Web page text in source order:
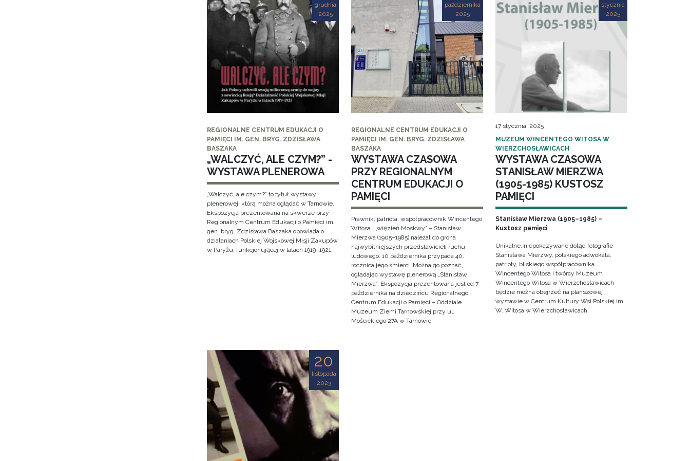
grudnia
2025
REGIONALNE CENTRUM EDUKACJI O
PAMIĘCI IM. GEN. BRYG. ZDZISŁAWA
BASZAKA
„WALCZYĆ, ALE CZYM?” -
WYSTAWA PLENEROWA
„Walczyć, ale czym?” to tytuł wystawy
plenerowej, którą można oglądać w Tarnowie.
Ekspozycja prezentowana na skwerze przy
Regionalnym Centrum Edukacji o Pamięci im.
gen. bryg. Zdzisława Baszaka opowiada o
działaniach Polskiej Wojskowej Misji Zakupów
w Paryżu, funkcjonującej w latach 1919–1921.
października
2025
REGIONALNE CENTRUM EDUKACJI O
PAMIĘCI IM. GEN. BRYG. ZDZISŁAWA
BASZAKA
WYSTAWA CZASOWA
PRZY REGIONALNYM
CENTRUM EDUKACJI O
PAMIĘCI
Prawnik, patriota, współpracownik Wincentego
Witosa i „więzień Moskwy” – Stanisław
Mierzwa (1905–1985) należał do grona
najwybitniejszych przedstawicieli ruchu
ludowego. 10 października przypada 40.
rocznica jego śmierci. Można go poznać,
oglądając wystawę plenerową „Stanisław
Mierzwa”. Ekspozycja prezentowana jest od 7
października na dziedzińcu Regionalnego
Centrum Edukacji o Pamięci – Oddziale
Muzeum Ziemi Tarnowskiej przy ul.
Mościckiego 27A w Tarnowie.
stycznia
2025
17 stycznia, 2025
MUZEUM WINCENTEGO WITOSA W
WIERZCHOSŁAWICACH
WYSTAWA CZASOWA
STANISŁAW MIERZWA
(1905-1985) KUSTOSZ
PAMIĘCI
Stanisław Mierzwa (1905–1985) –
Kustosz pamięci
Unikalne, niepokazywane dotąd fotografie
Stanisława Mierzwy, polskiego adwokata,
patrioty, bliskiego współpracownika
Wincentego Witosa i twórcy Muzeum
Wincentego Witosa w Wierzchosławicach
będzie można obejrzeć na planszowej
wystawie w Centrum Kultury Wsi Polskiej im.
W. Witosa w Wierzchosławicach.
20
listopada
2023